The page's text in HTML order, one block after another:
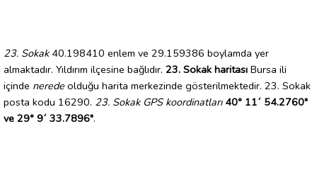
23. Sokak40.198410 enlem ve 29.159386 boylamda yer
almaktadır. Yıldırım ilçesine bağlıdır. 23. Sokak haritası Bursa ili
içinde nerede olduğu harita merkezinde gösterilmektedir. 23. Sokak
posta kodu 16290. 23. Sokak GPS koordinatları 40° 11´ 54.2760"
ve 29° 9´ 33.7896".